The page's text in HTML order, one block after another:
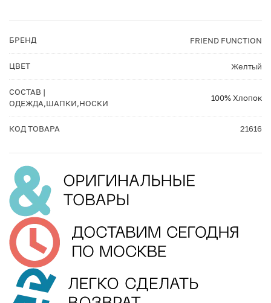
БРЕНД FRIEND FUNCTION
ЦВЕТ Желтый
СОСТАВ |
ОДЕЖДА,ШАПКИ,НОСКИ
100% Хлопок
КОД ТОВАРА 21616